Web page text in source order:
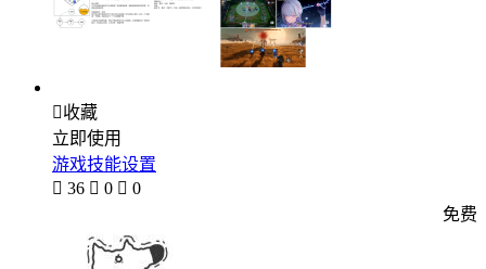
收藏
立即使用
游戏技能设置
 36  0  0
免费